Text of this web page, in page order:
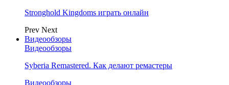
Stronghold Kingdoms играть онлайн
Prev Next
Видеообзоры
Видеообзоры
Syberia Remastered. Как делают ремастеры
Видеообзоры